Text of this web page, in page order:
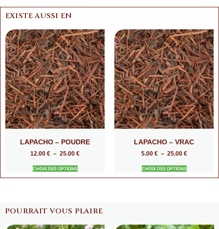
EXISTE AUSSI EN
LAPACHO – POUDRE
12.00 € – 25.00 €
CHOIX DES OPTIONS
LAPACHO – VRAC
5.00 € – 25.00 €
CHOIX DES OPTIONS
POURRAIT VOUS PLAIRE